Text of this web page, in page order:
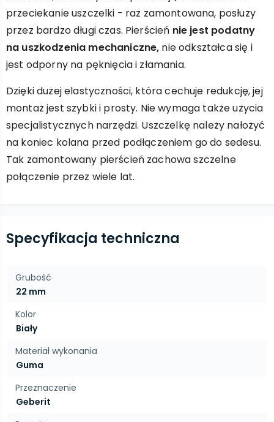
przeciekanie uszczelki - raz zamontowana, posłuży
przez bardzo długi czas. Pierścień nie jest podatny
na uszkodzenia mechaniczne, nie odkształca się i
jest odporny na pęknięcia i złamania.
Dzięki dużej elastyczności, która cechuje redukcję, jej
montaż jest szybki i prosty. Nie wymaga także użycia
specjalistycznych narzędzi. Uszczelkę należy nałożyć
na koniec kolana przed podłączeniem go do sedesu.
Tak zamontowany pierścień zachowa szczelne
połączenie przez wiele lat.
Specyfikacja techniczna
Grubość
22 mm
Kolor
Biały
Materiał wykonania
Guma
Przeznaczenie
Geberit